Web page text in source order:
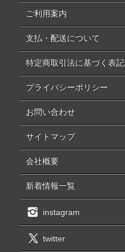
ご利用案内
支払・配送について
特定商取引法に基づく表記
プライバシーポリシー
お問い合わせ
サイトマップ
会社概要
新着情報一覧
instagram
twitter